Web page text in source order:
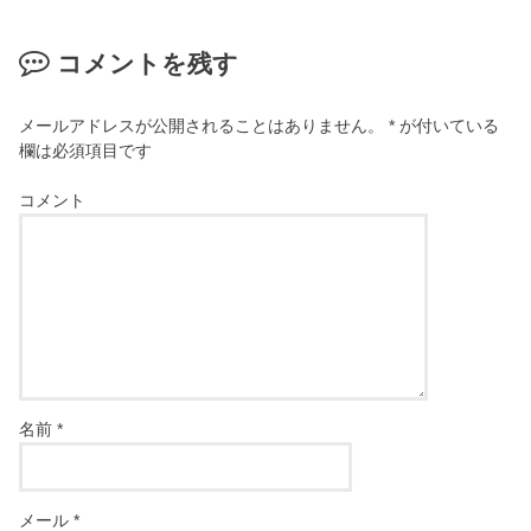
コメントを残す
メールアドレスが公開されることはありません。 * が付いている
欄は必須項目です
コメント
名前*
メール*